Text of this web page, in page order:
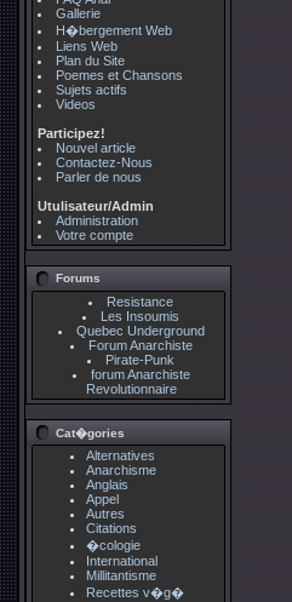
Gallerie
H�bergement Web
Liens Web
Plan du Site
Poemes et Chansons
Sujets actifs
Videos
Participez!
Nouvel article
Contactez-Nous
Parler de nous
Utulisateur/Admin
Administration
Votre compte
Forums
Resistance
Les Insoumis
Quebec Underground
Forum Anarchiste
Pirate-Punk
forum Anarchiste
Revolutionnaire
Cat�gories
Alternatives
Anarchisme
Anglais
Appel
Autres
Citations
�cologie
International
Millitantisme
Recettes v�g�